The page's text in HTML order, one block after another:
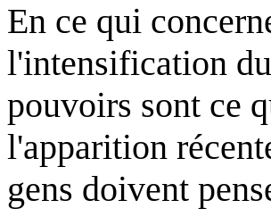
En ce qui
l'intensification
pouvoirs sont ce
l'apparition
gens doivent